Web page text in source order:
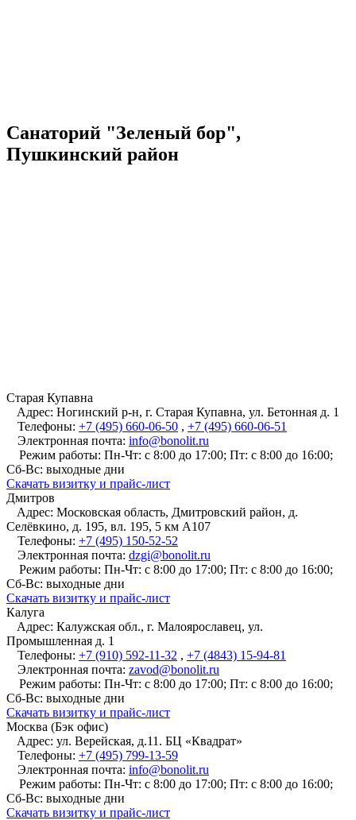
Санаторий "Зеленый бор",
Пушкинский район
Старая Купавна
Адрес: Ногинский р-н, г. Старая Купавна, ул. Бетонная д. 1
Телефоны: +7 (495) 660-06-50 , +7 (495) 660-06-51
Электронная почта: info@bonolit.ru
Режим работы: Пн-Чт: с 8:00 до 17:00; Пт: с 8:00 до 16:00;
Сб-Вс: выходные дни
Cкачать визитку и прайс-лист
Дмитров
Адрес: Московская область, Дмитровский район, д.
Селёвкино, д. 195, вл. 195, 5 км А107
Телефоны: +7 (495) 150-52-52
Электронная почта: dzgi@bonolit.ru
Режим работы: Пн-Чт: с 8:00 до 17:00; Пт: с 8:00 до 16:00;
Сб-Вс: выходные дни
Cкачать визитку и прайс-лист
Калуга
Адрес: Калужская обл., г. Малоярославец, ул.
Промышленная д. 1
Телефоны: +7 (910) 592-11-32 , +7 (4843) 15-94-81
Электронная почта: zavod@bonolit.ru
Режим работы: Пн-Чт: с 8:00 до 17:00; Пт: с 8:00 до 16:00;
Сб-Вс: выходные дни
Cкачать визитку и прайс-лист
Москва (Бэк офис)
Адрес: ул. Верейская, д.11. БЦ «Квадрат»
Телефоны: +7 (495) 799-13-59
Электронная почта: info@bonolit.ru
Режим работы: Пн-Чт: с 8:00 до 17:00; Пт: с 8:00 до 16:00;
Сб-Вс: выходные дни
Cкачать визитку и прайс-лист